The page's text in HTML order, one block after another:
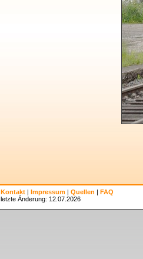
Kontakt | Impressum | Quellen | FAQ
letzte Änderung: 12.07.2026